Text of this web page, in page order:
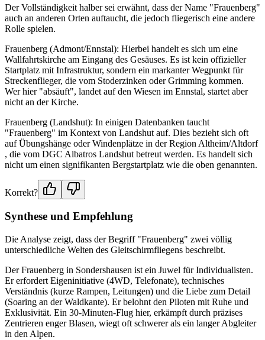
Der Vollständigkeit halber sei erwähnt, dass der Name "Frauenberg"
auch an anderen Orten auftaucht, die jedoch fliegerisch eine andere
Rolle spielen.
Frauenberg (Admont/Ennstal): Hierbei handelt es sich um eine
Wallfahrtskirche am Eingang des Gesäuses. Es ist kein offizieller
Startplatz mit Infrastruktur, sondern ein markanter Wegpunkt für
Streckenflieger, die vom Stoderzinken oder Grimming kommen.
Wer hier "absäuft", landet auf den Wiesen im Ennstal, startet aber
nicht an der Kirche.
Frauenberg (Landshut): In einigen Datenbanken taucht
"Frauenberg" im Kontext von Landshut auf. Dies bezieht sich oft
auf Übungshänge oder Windenplätze in der Region Altheim/Altdorf
, die vom DGC Albatros Landshut betreut werden. Es handelt sich
nicht um einen signifikanten Bergstartplatz wie die oben genannten.
Korrekt?
Synthese und Empfehlung
Die Analyse zeigt, dass der Begriff "Frauenberg" zwei völlig
unterschiedliche Welten des Gleitschirmfliegens beschreibt.
Der Frauenberg in Sondershausen ist ein Juwel für Individualisten.
Er erfordert Eigeninitiative (4WD, Telefonate), technisches
Verständnis (kurze Rampen, Leitungen) und die Liebe zum Detail
(Soaring an der Waldkante). Er belohnt den Piloten mit Ruhe und
Exklusivität. Ein 30-Minuten-Flug hier, erkämpft durch präzises
Zentrieren enger Blasen, wiegt oft schwerer als ein langer Abgleiter
in den Alpen.